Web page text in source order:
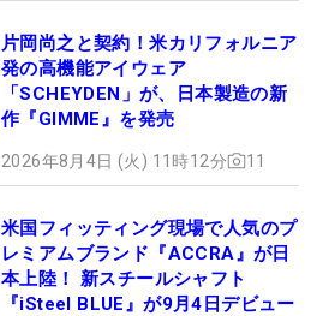
片岡尚之と契約！米カリフォルニア
発の高機能アイウェア
「SCHEYDEN」が、日本製造の新
作『GIMME』を発売
2026年8月4日 (火) 11時12分 11
米国フィッティング現場で人気のプ
レミアムブランド『ACCRA』が日
本上陸！ 新スチールシャフト
『iSteel BLUE』が9月4日デビュー